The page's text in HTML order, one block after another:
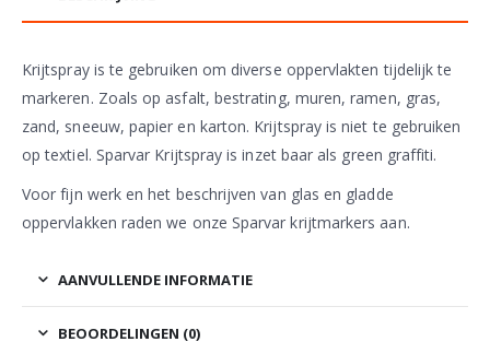
Krijtspray is te gebruiken om diverse oppervlakten tijdelijk te
markeren. Zoals op asfalt, bestrating, muren, ramen, gras,
zand, sneeuw, papier en karton. Krijtspray is niet te gebruiken
op textiel. Sparvar Krijtspray is inzet baar als green graffiti.
Voor fijn werk en het beschrijven van glas en gladde
oppervlakken raden we onze Sparvar krijtmarkers aan.
AANVULLENDE INFORMATIE
BEOORDELINGEN (0)